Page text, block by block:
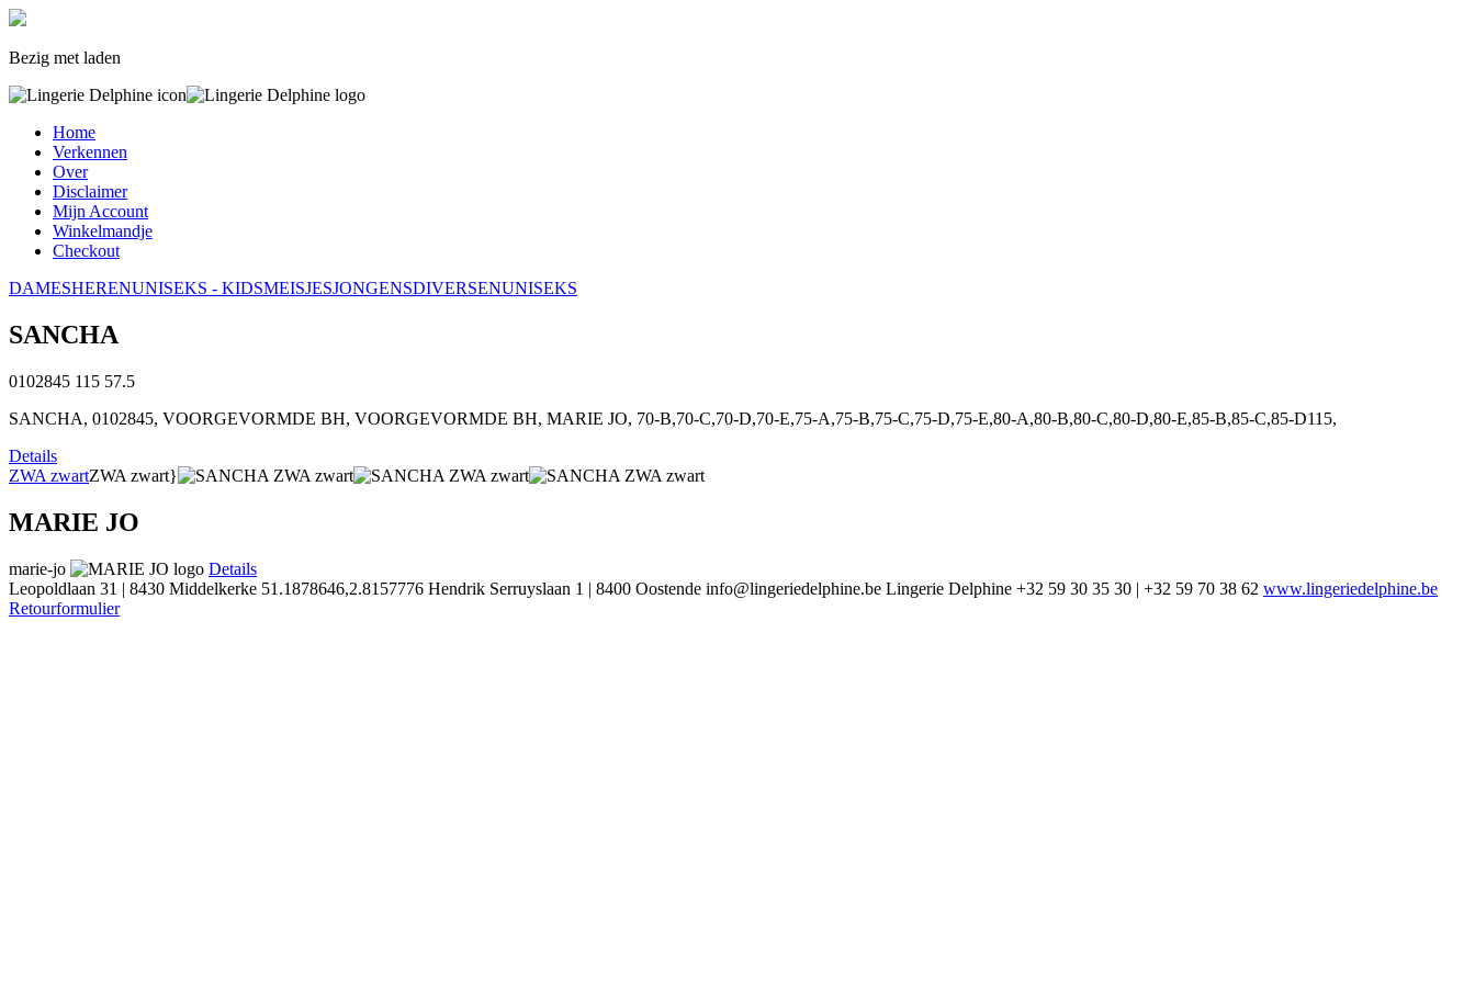
Bezig met laden
Home
Verkennen
Over
Disclaimer
Mijn Account
Winkelmandje
Checkout
DAMESHERENUNISEKS - KIDSMEISJESJONGENSDIVERSENUNISEKS
SANCHA
0102845 115 57.5
SANCHA, 0102845, VOORGEVORMDE BH, VOORGEVORMDE BH, MARIE JO, 70-B,70-C,70-D,70-E,75-A,75-B,75-C,75-D,75-E,80-A,80-B,80-C,80-D,80-E,85-B,85-C,85-D115,
Details
ZWA zwartZWA zwart}
MARIE JO
marie-jo
Details
Leopoldlaan 31 | 8430 Middelkerke 51.1878646,2.8157776 Hendrik Serruyslaan 1 | 8400 Oostende info@lingeriedelphine.be Lingerie Delphine +32 59 30 35 30 | +32 59 70 38 62 www.lingeriedelphine.be
Retourformulier